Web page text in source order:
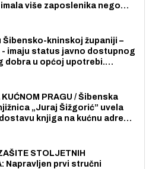
više zaposlenika nego
Šibensko-kninskoj županiji –
- imaju status javno dostupnog
dobra u općoj upotrebi.
KUĆNOM PRAGU / Šibenska
„Juraj Šižgorić” uvela
knjiga na kućnu adresu
STOLJETNIH
Napravljen prvi stručni